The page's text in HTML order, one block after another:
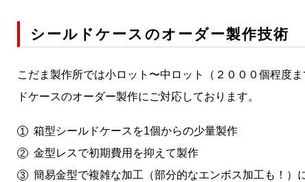
シールドケースのオーダー製作技術
こだま製作所では小ロット〜中ロット（２０００個程度
ドケースのオーダー製作にご対応しております。
箱型シールドケースを1個からの少量製作
金型レスで初期費用を抑えて製作
簡易金型で複雑な加工（部分的なエンボス加工も！）